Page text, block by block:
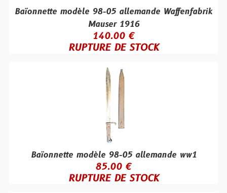
Baïonnette modèle 98-05 allemande Waffenfabrik
Mauser 1916
140.00 €
RUPTURE DE STOCK
Baïonnette modèle 98-05 allemande ww1
85.00 €
RUPTURE DE STOCK